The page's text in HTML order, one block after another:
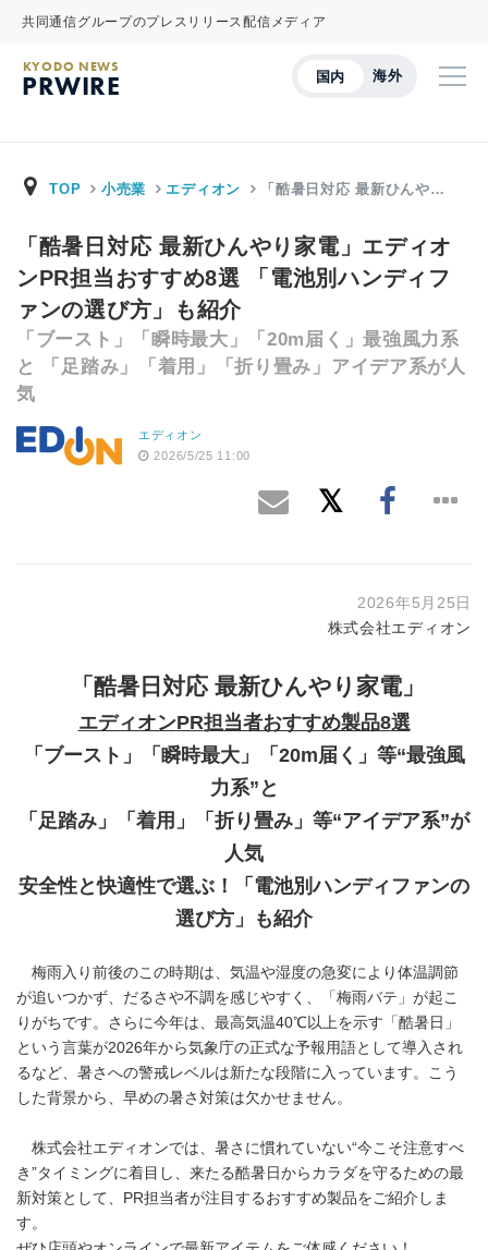
共同通信グループのプレスリリース配信メディア
国内 海外
KYODO NEWS
PRWIRE
TOP 小売業 エディオン 「酷暑日対応 最新ひんや…
「酷暑日対応 最新ひんやり家電」エディオ
ンPR担当おすすめ8選 「電池別ハンディフ
ァンの選び方」も紹介
「ブースト」「瞬時最大」「20m届く」最強風力系
と 「足踏み」「着用」「折り畳み」アイデア系が人
気
エディオン
2026/5/25 11:00
2026年5月25日
株式会社エディオン
「酷暑日対応 最新ひんやり家電」
エディオンPR担当者おすすめ製品8選
「ブースト」「瞬時最大」「 20m届く」 等“最強風
力系” と
「足踏み」「着用」「折り畳み」 等“アイデア系”が
人気
安全性と快適性で選ぶ！「電池別ハンディファンの
選び方」も紹介
梅雨入り前後のこの時期は、気温や湿度の急変により体温調節
が追いつかず、だるさや不調を感じやすく、「梅雨バテ」が起こ
りがちです。さらに今年は、最高気温40℃以上を示す「酷暑日」
という言葉が2026年から気象庁の正式な予報用語として導入され
るなど、暑さへの警戒レベルは新たな段階に入っています。こう
した背景から、早めの暑さ対策は欠かせません。
株式会社エディオンでは、暑さに慣れていない“今こそ注意すべ
き”タイミングに着目し、来たる酷暑日からカラダを守るための最
新対策として、PR担当者が注目するおすすめ製品をご紹介しま
す。